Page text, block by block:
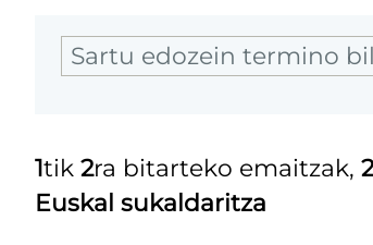
1tik 2ra bitarteko emaitzak, 2
Euskal sukaldaritza